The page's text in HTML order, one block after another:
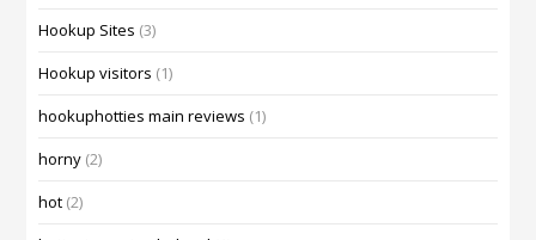
Hookup Sites (3)
Hookup visitors (1)
hookuphotties main reviews (1)
horny (2)
hot (2)